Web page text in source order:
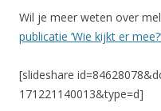
Wil je meer weten over
publicatie ‘Wie kijkt er mee?’
[slideshare
171221140013&type=d]